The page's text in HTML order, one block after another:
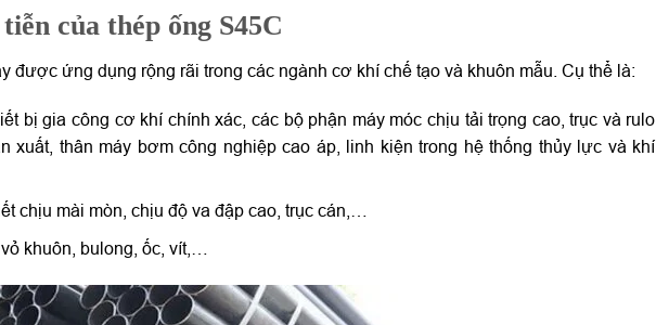
của thép ống S45C
được ứng dụng rộng rãi trong các ngành cơ khí chế tạo và khuôn mẫu. Cụ thể là:
bị gia công cơ khí chính xác, các bộ phận máy móc chịu tải trọng cao, trục và rulo
xuất, thân máy bơm công nghiệp cao áp, linh kiện trong hệ thống thủy lực và khí
chịu mài mòn, chịu độ va đập cao, trục cán,…
khuôn, bulong, ốc, vít,…